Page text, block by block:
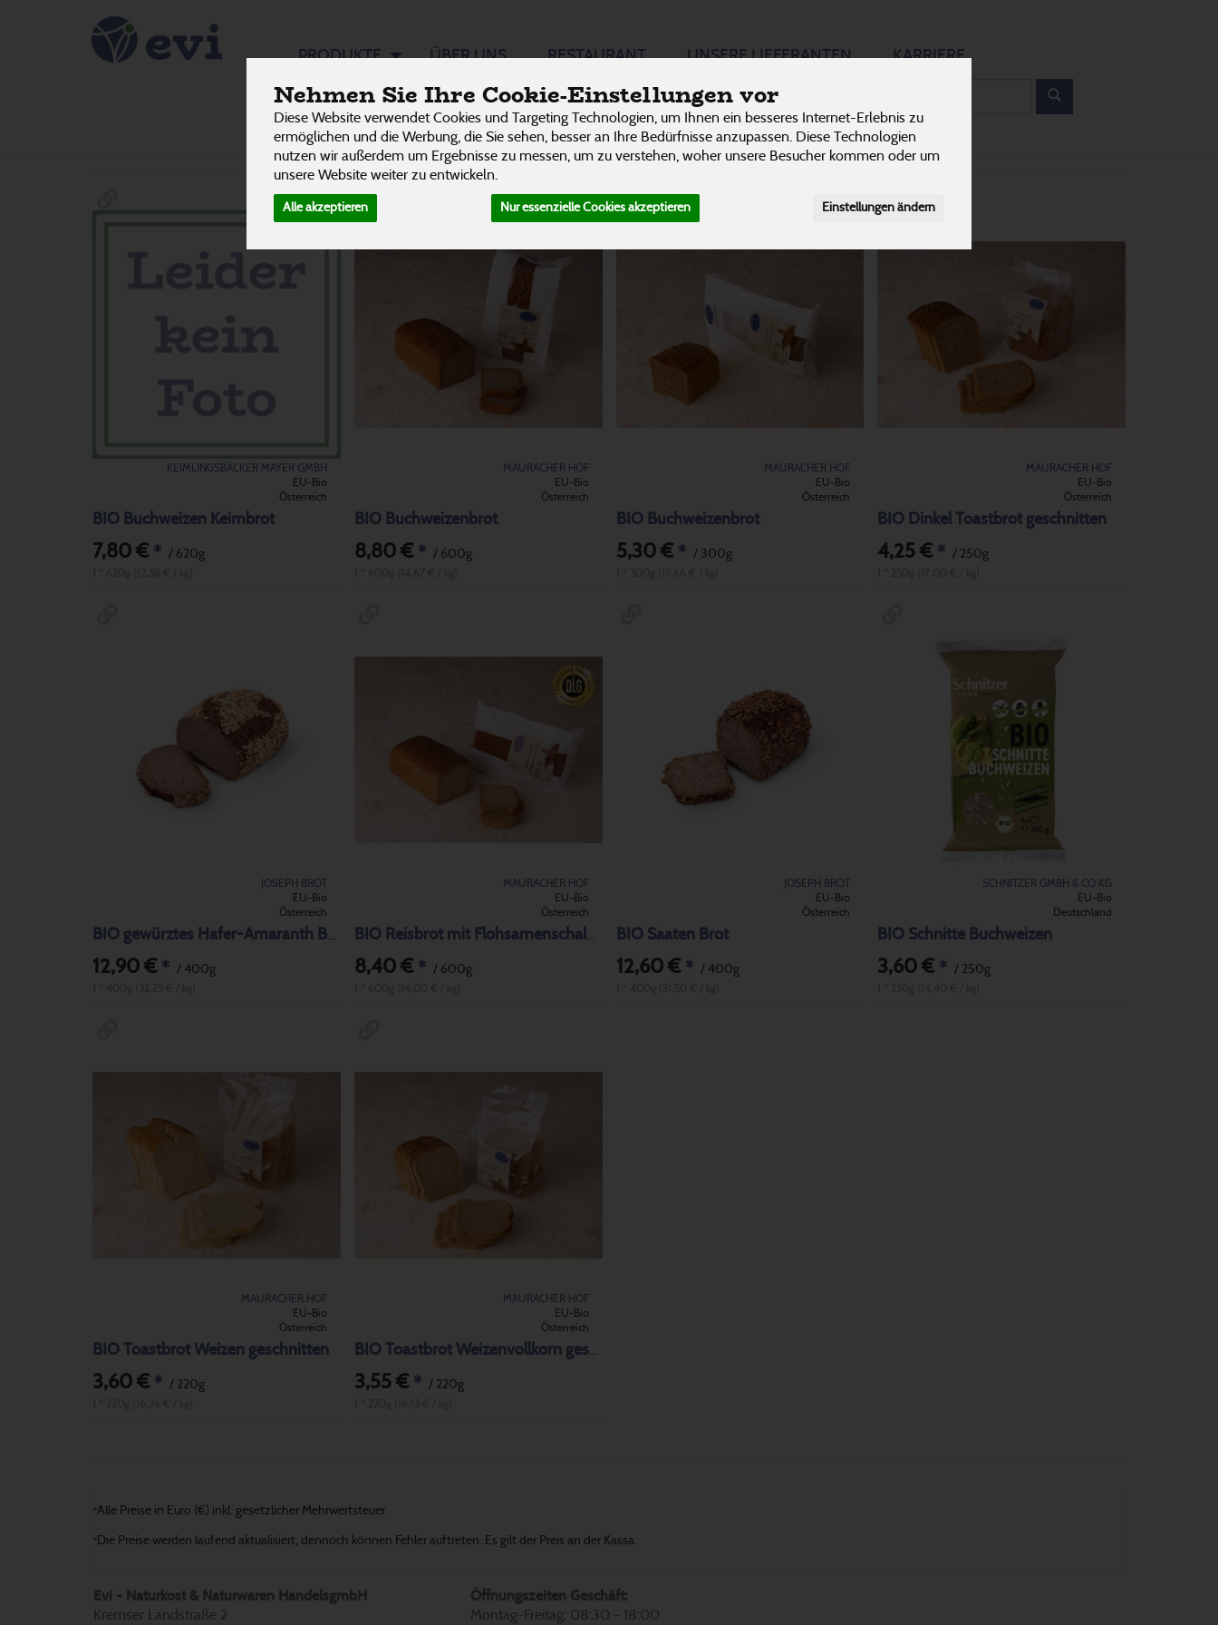
Nehmen Sie Ihre Cookie-Einstellungen vor
Diese Website verwendet Cookies und Targeting Technologien, um Ihnen ein besseres Internet-Erlebnis zu
ermöglichen und die Werbung, die Sie sehen, besser an Ihre Bedürfnisse anzupassen. Diese Technologien
nutzen wir außerdem um Ergebnisse zu messen, um zu verstehen, woher unsere Besucher kommen oder um
unsere Website weiter zu entwickeln.
Alle akzeptieren Nur essenzielle Cookies akzeptieren Einstellungen ändern
PRODUKTE ÜBER UNS RESTAURANT UNSERE LIEFERANTEN KARRIERE
Brot
Ernährung Allergene
KEIMLINGSBÄCKER MAYER GMBH
EU-Bio
Österreich
BIO Buchweizen Keimbrot
7,80 € * / 620g
MAURACHER HOF
EU-Bio
Österreich
BIO Buchweizenbrot
8,80 €* / 600g
MAURACHER HOF
EU-Bio
Österreich
BIO Buchweizenbrot
5,30 €* / 300g
MAURACHER HOF
EU-Bio
Österreich
BIO Dinkel Toastbrot geschnitten
4,25 € * / 250g
JOSEPH BROT
EU-Bio
Österreich
12,90 € * / 400g
MAURACHER HOF
EU-Bio
Österreich
BIO Reisbrot mit Flohsamenschalen
8,40 €* / 600g
JOSEPH BROT
EU-Bio
Österreich
BIO Saaten Brot
12,60 €* / 400g
SCHNITZER GMBH & CO KG
EU-Bio
Deutschland
BIO Schnitte Buchweizen
3,60 € * / 250g
MAURACHER HOF
EU-Bio
Österreich
BIO Toastbrot Weizen geschnitten
3,60 € * / 220g
MAURACHER HOF
EU-Bio
Österreich
BIO Toastbrot Weizenvollkorn geschnittten
3,55 €* / 220g
*Alle Preise in Euro (€) inkl. gesetzlicher Mehrwertsteuer
* Die Preise werden laufend aktualisiert, dennoch können Fehler auftreten. Es gilt der Preis an der Kassa.
Evi - Naturkost & Naturwaren HandelsgmbH
Kremser Landstraße 2
Öffnungszeiten Geschäft:
Montag-Freitag: 08:30 - 18:00